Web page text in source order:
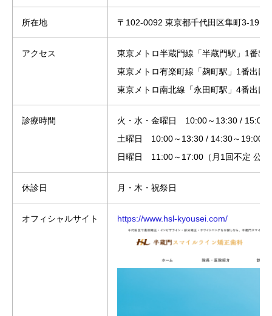
所在地 〒102-0092 東京都千代田区隼町3-19
アクセス
東京メトロ半蔵門線「半蔵門駅」1番出
東京メトロ有楽町線「麹町駅」1番出口
東京メトロ南北線「永田町駅」4番出口
診療時間
火・水・金曜日 10:00～13:30 / 15:00
土曜日 10:00～13:30 / 14:30～19:00
日曜日 11:00～17:00（月1回不定 公式
休診日 月・木・祝祭日
オフィシャルサイト https://www.hsl-kyousei.com/